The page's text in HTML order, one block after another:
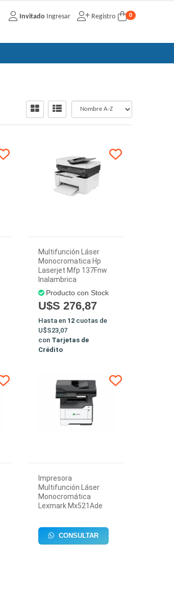
Invitado Ingresar Registro 0
Multifunción Láser
Monocromatica Hp
Laserjet Mfp 137Fnw
Inalambrica
Producto con Stock
U$S 276,87
Hasta en 12 cuotas de
U$S23,07
con Tarjetas de
Crédito
Impresora
Multifunción Láser
Monocromática
Lexmark Mx521Ade
CONSULTAR